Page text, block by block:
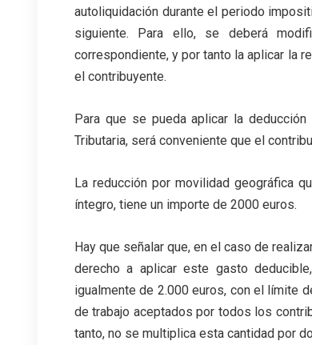
autoliquidación durante el periodo
siguiente. Para ello, se deberá
correspondiente, y por tanto la aplicar la
el contribuyente.
Para que se pueda aplicar la
Tributaria, será conveniente que el
La reducción por movilidad geográfica
íntegro, tiene un importe de 2000 euros.
Hay que señalar que, en el caso de
derecho a aplicar este gasto
igualmente de 2.000 euros, con el límite
de trabajo aceptados por todos los
tanto, no se multiplica esta cantidad por